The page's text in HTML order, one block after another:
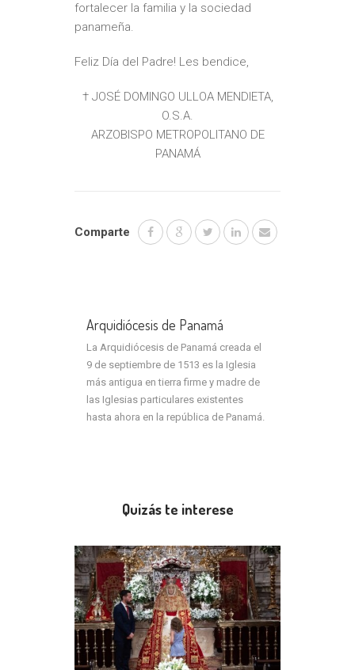
fortalecer la familia y la sociedad
panameña.
Feliz Día del Padre! Les bendice,
† JOSÉ DOMINGO ULLOA MENDIETA,
O.S.A.
ARZOBISPO METROPOLITANO DE
PANAMÁ
Comparte
Arquidiócesis de Panamá
La Arquidiócesis de Panamá creada el
9 de septiembre de 1513 es la Iglesia
más antigua en tierra firme y madre de
las Iglesias particulares existentes
hasta ahora en la república de Panamá.
Quizás te interese